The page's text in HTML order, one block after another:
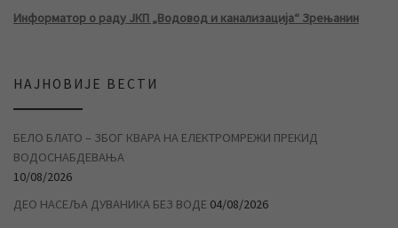
Информатор о раду ЈКП „Водовод и канализација“ Зрењанин
НАЈНОВИЈЕ ВЕСТИ
БЕЛО БЛАТО – ЗБОГ КВАРА НА ЕЛЕКТРОМРЕЖИ ПРЕКИД
ВОДОСНАБДЕВАЊА
10/08/2026
ДЕО НАСЕЉА ДУВАНИКА БЕЗ ВОДЕ 04/08/2026